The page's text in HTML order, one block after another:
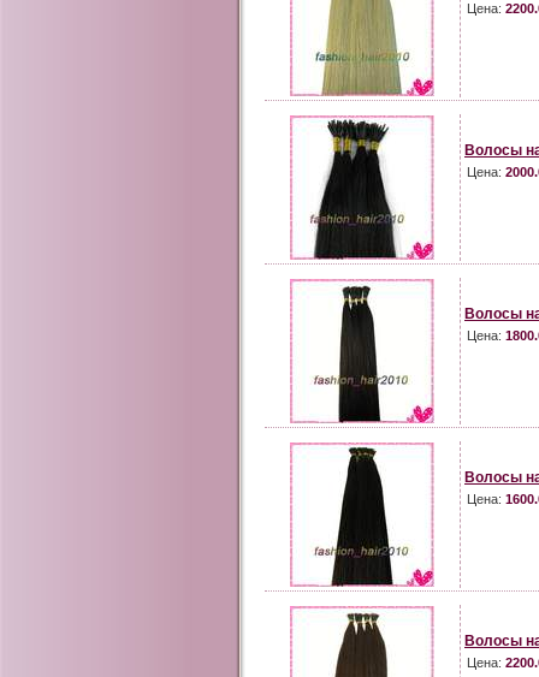
Цена:
Волосы
Цена:
Волосы
Цена:
Волосы
Цена:
Волосы
Цена: